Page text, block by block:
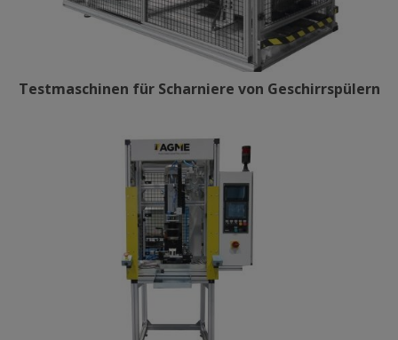
Testmaschinen für Scharniere von Geschirrspülern